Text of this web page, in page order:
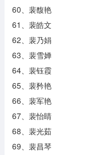
60、裴馥艳
61、裴皓文
62、裴乃娟
63、裴雪婵
64、裴钰霞
65、裴矜艳
66、裴军艳
67、裴怡睛
68、裴光茹
69、裴昌琴